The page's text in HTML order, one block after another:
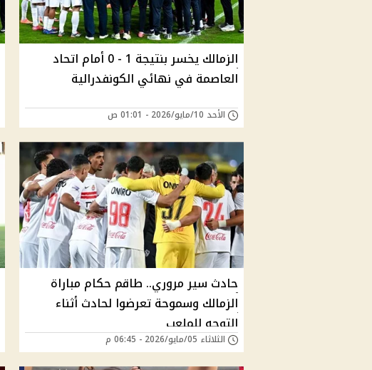
الزمالك يخسر بنتيجة 1 - 0 أمام اتحاد
العاصمة في نهائي الكونفدرالية
الأحد 10/مايو/2026 - 01:01 ص
حادث سير مروري.. طاقم حكام مباراة
الزمالك وسموحة تعرضوا لحادث أثناء
التوجه للملعب
الثلاثاء 05/مايو/2026 - 06:45 م